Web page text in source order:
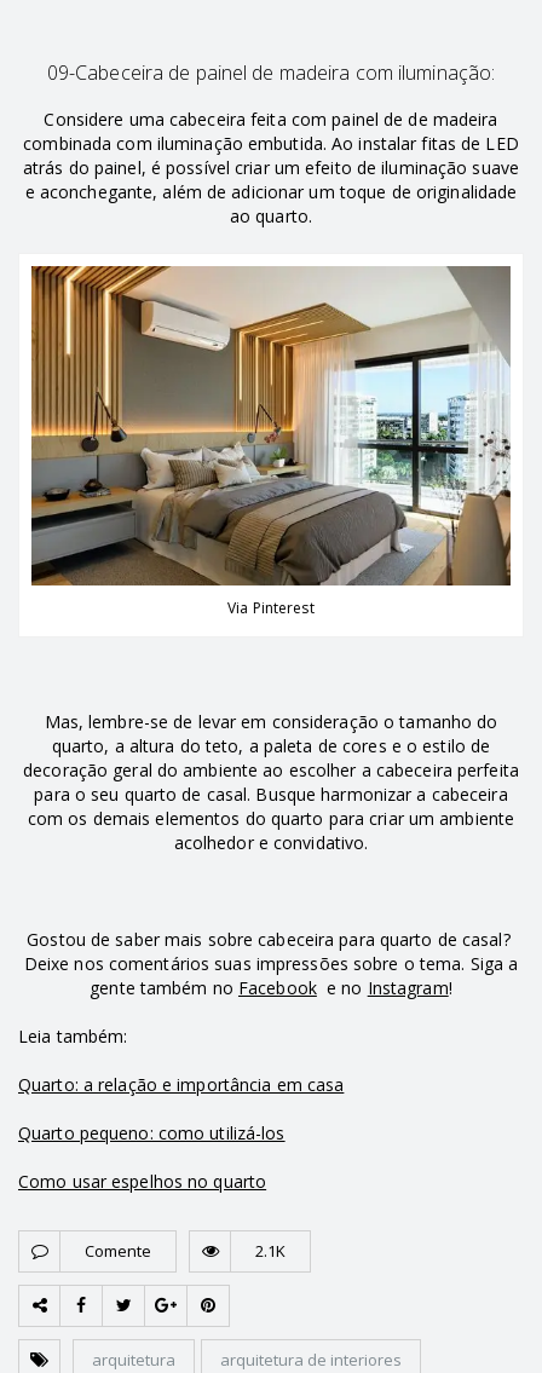
09-Cabeceira de painel de madeira com iluminação:
Considere uma cabeceira feita com painel de de madeira
combinada com iluminação embutida. Ao instalar fitas de LED
atrás do painel, é possível criar um efeito de iluminação suave
e aconchegante, além de adicionar um toque de originalidade
ao quarto.
Via Pinterest
Mas, lembre-se de levar em consideração o tamanho do
quarto, a altura do teto, a paleta de cores e o estilo de
decoração geral do ambiente ao escolher a cabeceira perfeita
para o seu quarto de casal. Busque harmonizar a cabeceira
com os demais elementos do quarto para criar um ambiente
acolhedor e convidativo.
Gostou de saber mais sobre cabeceira para quarto de casal?
Deixe nos comentários suas impressões sobre o tema. Siga a
gente também no Facebooke no Instagram!
Leia também:
Quarto: a relação e importância em casa
Quarto pequeno: como utilizá-los
Como usar espelhos no quarto
Comente 2.1K
arquitetura arquitetura de interiores